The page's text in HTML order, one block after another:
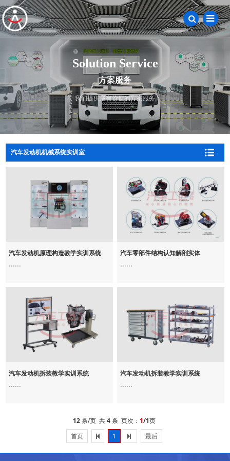
Solution Service
方案服务
我们提供最有价值的方案服务
汽车发动机机械系统实训室
汽车发动机原理构造教学实训系统
......
汽车零部件结构认知解剖实体
......
汽车发动机拆装教学实训系统
......
汽车发动机拆装教学实训系统
......
12条/页 共4条 页次： 1/1页
首页
1 最后